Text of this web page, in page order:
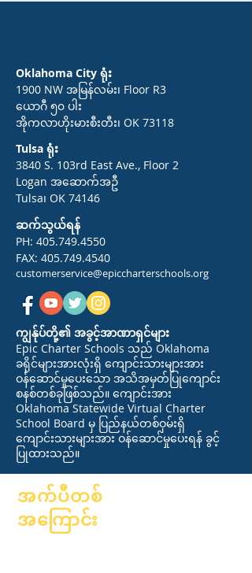
Oklahoma City ရုံး
1900 NW အမြန်လမ်း၊ Floor R3
ယောဂီ ၅၀ ပါး
အိုကလာဟိုးမားစီးတီး၊ OK 73118
Tulsa ရုံး
3840 S. 103rd East Ave., Floor 2
Logan အဆောက်အဦ
Tulsa၊ OK 74146
ဆက်သွယ်ရန်
PH: 405.749.4550
FAX: 405.749.4540
customerservice@epiccharterschools.org
ကျွန်ုပ်တို့၏ အခွင့်အာဏာရှင်များ
Epic Charter Schools သည် Oklahoma
ခရိုင်များအားလုံးရှိ ကျောင်းသားများအား
ဝန်ဆောင်မှုပေးသော အသိအမှတ်ပြုကျောင်း
စနစ်တစ်ခုဖြစ်သည်။ ကျောင်းအား
Oklahoma Statewide Virtual Charter
School Board မှ ပြည်နယ်တစ်ဝှမ်းရှိ
ကျောင်းသားများအား ဝန်ဆောင်မှုပေးရန် ခွင့်
ပြုထားသည်။
အက်ပီတစ်
အကြောင်း